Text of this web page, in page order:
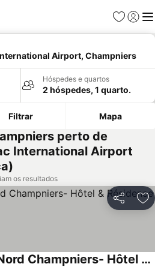
Favoritos
Iniciar
Airport, Champniers
Hóspedes e quartos
2 hóspedes, 1 quarto.
Filtrar Mapa
perto de
International Airport
os resultados
Partilhar
Kyriad Angoulême Nord Champniers- Hôtel & Résidence